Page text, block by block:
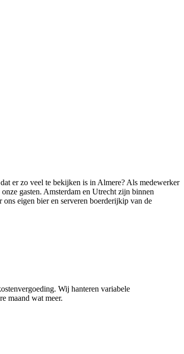
er zo veel te bekijken is in Almere? Als medewerker
gasten. Amsterdam en Utrecht zijn binnen
eigen bier en serveren boerderijkip van de
Wij hanteren variabele
maand wat meer.